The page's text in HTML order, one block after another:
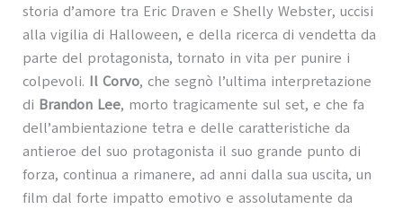
storia d’amore tra Eric Draven e Shelly Webster, uccisi
alla vigilia di Halloween, e della ricerca di vendetta da
parte del protagonista, tornato in vita per punire i
colpevoli. Il Corvo, che segnò l’ultima interpretazione
di Brandon Lee, morto tragicamente sul set, e che fa
dell’ambientazione tetra e delle caratteristiche da
antieroe del suo protagonista il suo grande punto di
forza, continua a rimanere, ad anni dalla sua uscita, un
film dal forte impatto emotivo e assolutamente da